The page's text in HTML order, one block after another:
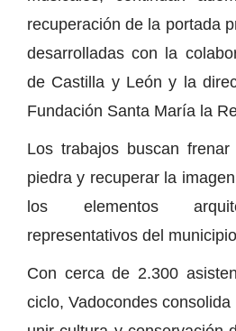
recuperación de la portada
desarrolladas con la
de Castilla y León y la
Fundación Santa María la
Los trabajos buscan
piedra y recuperar la
los elementos
representativos del
Con cerca de 2.300
ciclo, Vadocondes